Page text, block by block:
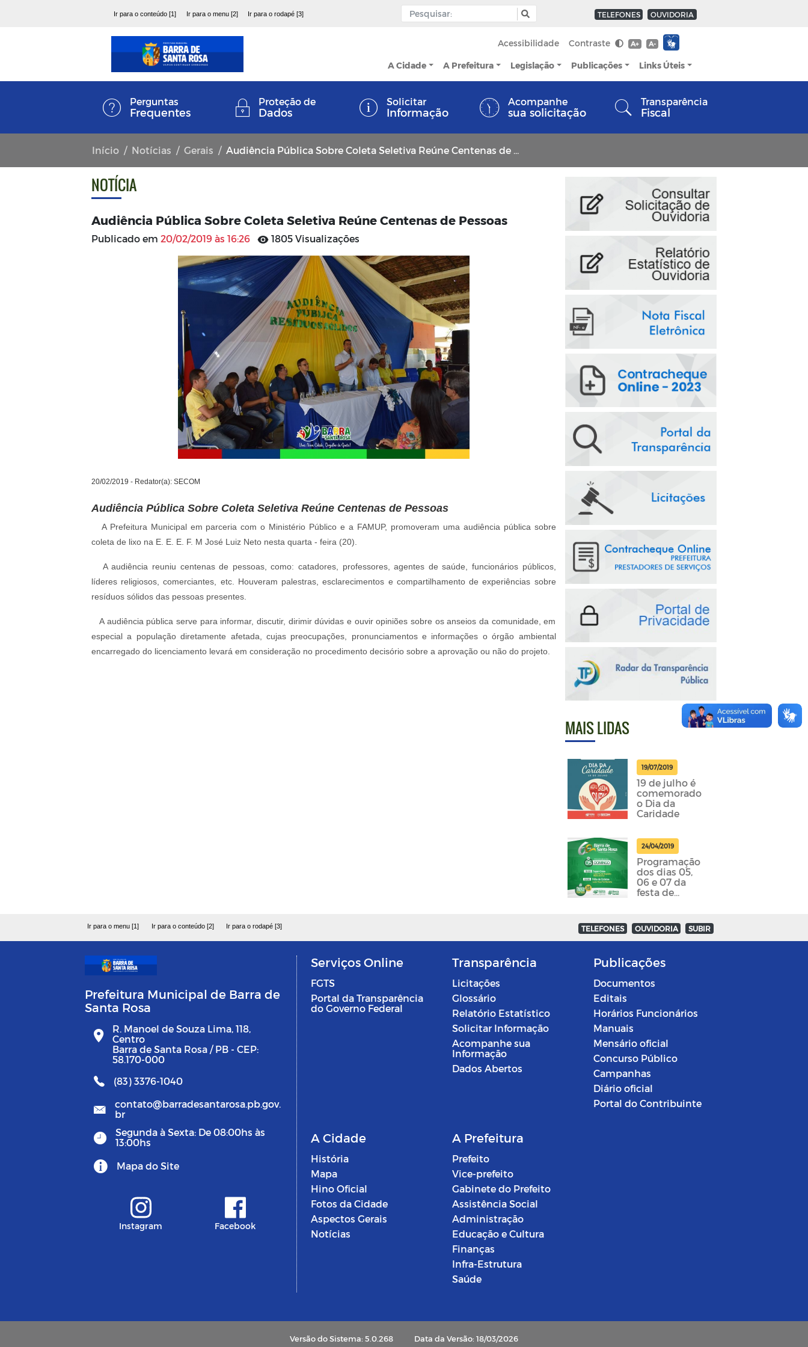
Ir para o conteúdo [1] Ir para o menu [2] Ir para o rodapé [3] TELEFONES OUVIDORIA
Acessibilidade Contraste A+ A-
A Cidade A Prefeitura Legislação Publicações Links Úteis
Perguntas
Frequentes
Proteção de
Dados
Solicitar
Informação
Acompanhe
sua solicitação
Transparência
Fiscal
Início Notícias Gerais Audiência Pública Sobre Coleta Seletiva Reúne Centenas de Pessoas
NOTÍCIA
Audiência Pública Sobre Coleta Seletiva Reúne Centenas de Pessoas
Publicado em 20/02/2019 às 16:26 1805 Visualizações
20/02/2019 - Redator(a): SECOM
Audiência Pública Sobre Coleta Seletiva Reúne Centenas de Pessoas
A Prefeitura Municipal em parceria com o Ministério Público e a FAMUP, promoveram uma audiência pública sobre
coleta de lixo na E. E. E. F. M José Luiz Neto nesta quarta - feira (20).
A audiência reuniu centenas de pessoas, como: catadores, professores, agentes de saúde, funcionários públicos,
líderes religiosos, comerciantes, etc. Houveram palestras, esclarecimentos e compartilhamento de experiências sobre
resíduos sólidos das pessoas presentes.
A audiência pública serve para informar, discutir, dirimir dúvidas e ouvir opiniões sobre os anseios da comunidade, em
especial a população diretamente afetada, cujas preocupações, pronunciamentos e informações o órgão ambiental
encarregado do licenciamento levará em consideração no procedimento decisório sobre a aprovação ou não do projeto.
MAIS LIDAS
19/07/2019
19 de julho é
comemorado
o Dia da
Caridade
24/04/2019
Programação
dos dias 05,
06 e 07 da
festa de
foram
divulgadas
Ir para o menu [1] Ir para o conteúdo [2] Ir para o rodapé [3] TELEFONES OUVIDORIA SUBIR
Prefeitura Municipal de Barra de
Santa Rosa
R. Manoel de Souza Lima, 118,
Centro
Barra de Santa Rosa / PB - CEP:
58.170-000
(83) 3376-1040
contato@barradesantarosa.pb.gov.
br
Segunda à Sexta: De 08:00hs às
13:00hs
Mapa do Site
Instagram Facebook
Serviços Online
FGTS
Portal da Transparência
do Governo Federal
Transparência
Licitações
Glossário
Relatório Estatístico
Solicitar Informação
Acompanhe sua
Informação
Dados Abertos
Publicações
Documentos
Editais
Horários Funcionários
Manuais
Mensário oficial
Concurso Público
Campanhas
Diário oficial
Portal do Contribuinte
A Cidade
História
Mapa
Hino Oficial
Fotos da Cidade
Aspectos Gerais
Notícias
A Prefeitura
Prefeito
Vice-prefeito
Gabinete do Prefeito
Assistência Social
Administração
Educação e Cultura
Finanças
Infra-Estrutura
Saúde
Versão do Sistema: 5.0.268 Data da Versão: 18/03/2026